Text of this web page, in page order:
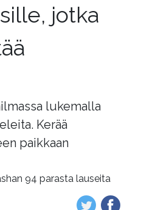
jotka
lukemalla
Kerää
paikkaan
94 parasta lauseita